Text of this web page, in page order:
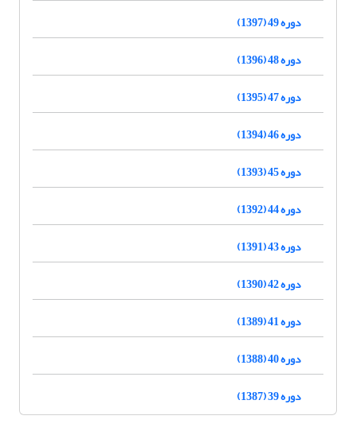
دوره 49 (1397)
دوره 48 (1396)
دوره 47 (1395)
دوره 46 (1394)
دوره 45 (1393)
دوره 44 (1392)
دوره 43 (1391)
دوره 42 (1390)
دوره 41 (1389)
دوره 40 (1388)
دوره 39 (1387)